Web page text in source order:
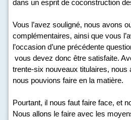
dans un esprit de coconstruction
Vous l’avez souligné, nous avons
complémentaires, ainsi que vous
l’occasion d’une précédente
vous devez donc être satisfaite.
trente-six nouveaux titulaires, nous
nous pouvions faire en la matière.
Pourtant, il nous faut faire face, et
Nous allons le faire avec les